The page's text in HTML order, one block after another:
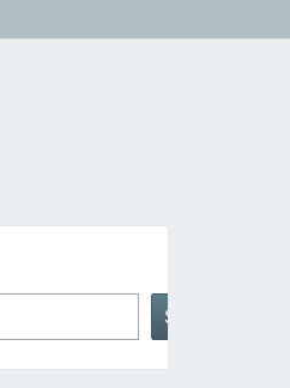
Suchen